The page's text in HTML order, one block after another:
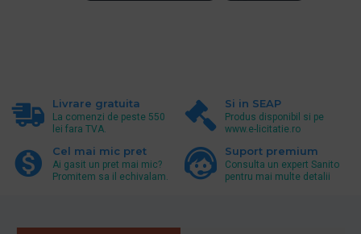
Livrare gratuita
La comenzi de peste 550
lei fara TVA.
Si in SEAP
Produs disponibil si pe
www.e-licitatie.ro
Cel mai mic pret
Ai gasit un pret mai mic?
Promitem sa il echivalam.
Suport premium
Consulta un expert Sanito
pentru mai multe detalii